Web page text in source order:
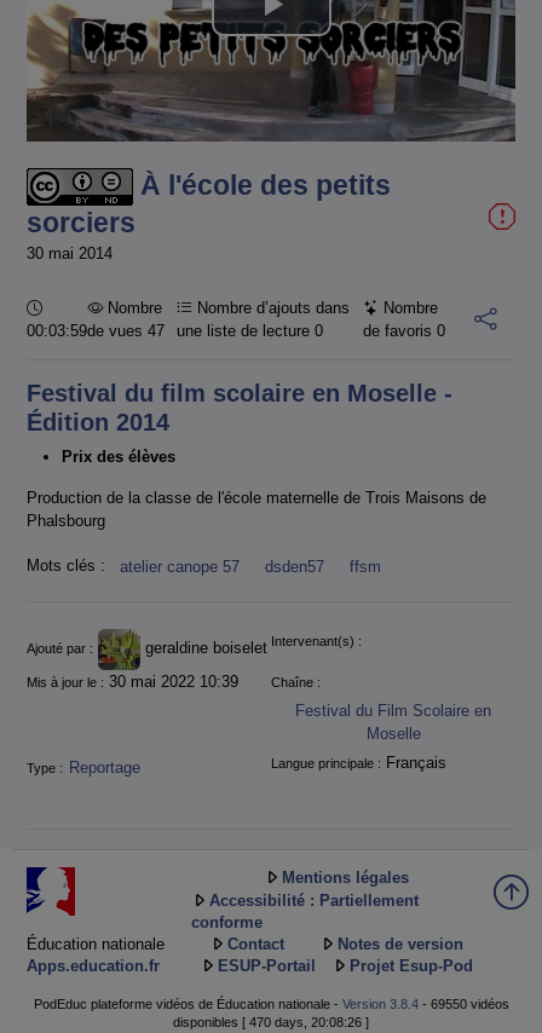
Lire
la
vidéo
À l'école des petits
sorciers
30 mai 2014
Durée :
00:03:59
Nombre
de vues 47
Nombre d’ajouts dans
une liste de lecture0
Nombre
de favoris 0
Festival du film scolaire en Moselle -
Édition 2014
Prix des élèves
Production de la classe de l'école maternelle de Trois Maisons de
Phalsbourg
Mots clés : atelier canope 57 dsden57 ffsm
Informations
Ajouté par : geraldine boiselet Intervenant(s) :
Mis à jour le : 30 mai 2022 10:39 Chaîne :
Festival du Film Scolaire en
Moselle
Type : Reportage Langue principale : Français
Éducation nationale
Apps.education.fr
Mentions légales
Accessibilité : Partiellement
conforme
Contact
Notes de version
ESUP-Portail
Projet Esup-Pod
PodEduc plateforme vidéos de Éducation nationale - Version 3.8.4- 69550 vidéos
disponibles [ 470 days, 20:08:26 ]